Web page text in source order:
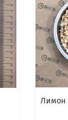
Лимон